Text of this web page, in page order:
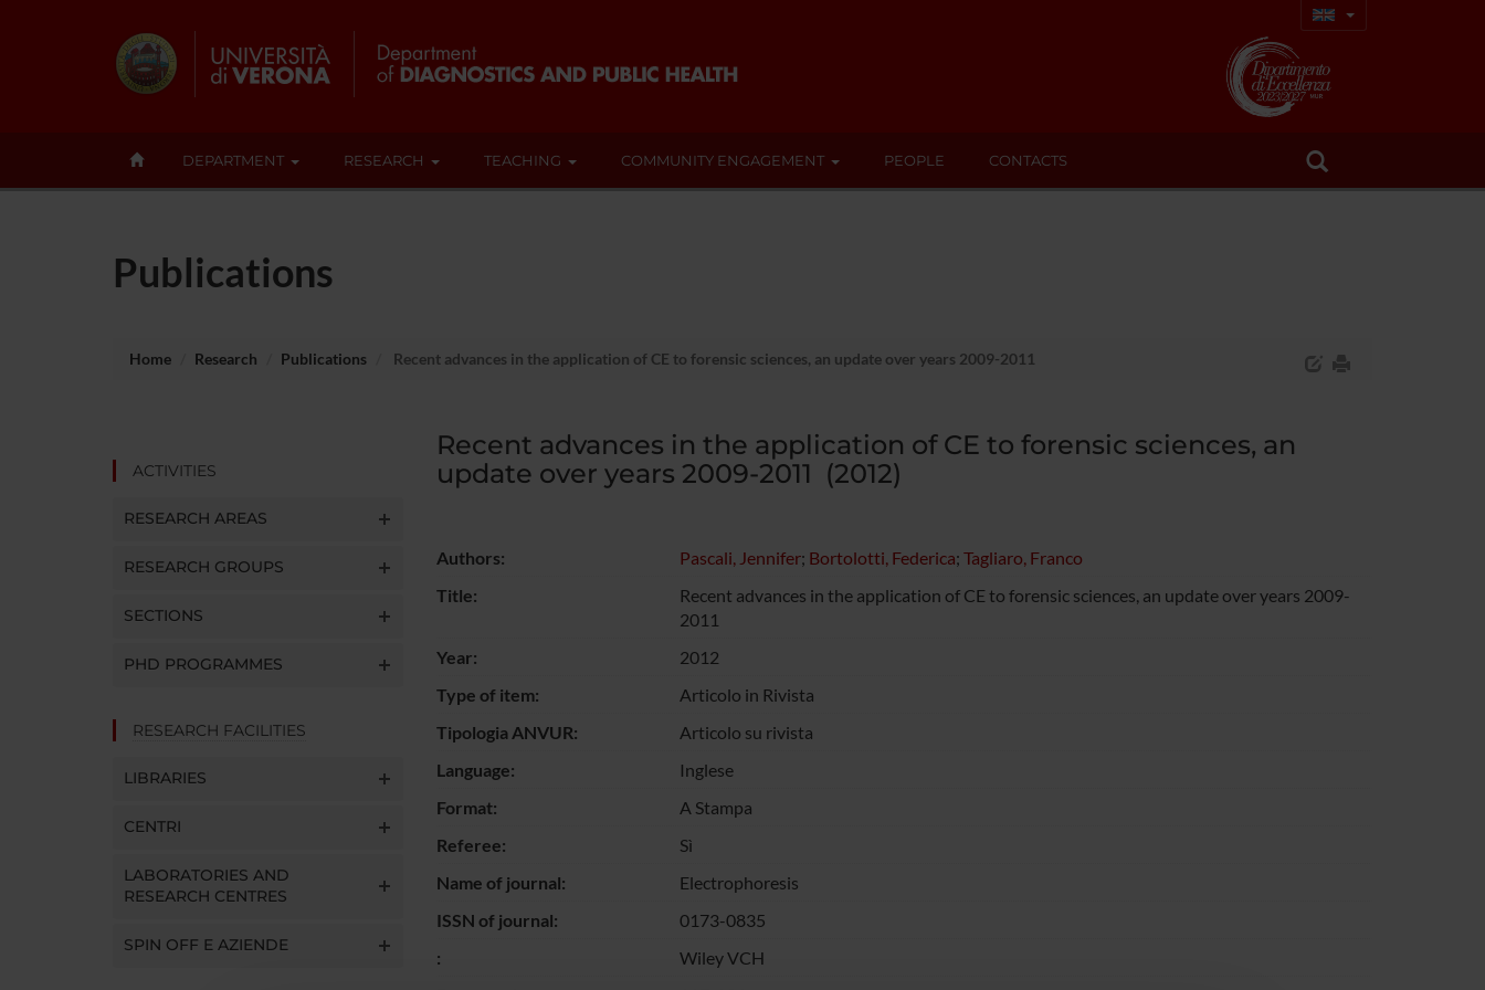
DEPARTMENT RESEARCH TEACHING COMMUNITY ENGAGEMENT PEOPLE CONTACTS
Publications
Home Research Publications Recent advances in the application of CE to forensic sciences, an update over years 2009-2011
ACTIVITIES
RESEARCH AREAS
RESEARCH GROUPS
SECTIONS
PHD PROGRAMMES
RESEARCH FACILITIES
LIBRARIES
CENTRI
LABORATORIES AND
RESEARCH CENTRES
SPIN OFF E AZIENDE
Recent advances in the application of CE to forensic sciences, an
update over years 2009-2011 (2012)
Authors: Pascali, Jennifer; Bortolotti, Federica; Tagliaro, Franco
Title:
Recent advances in the application of CE to forensic sciences, an update over years 2009-
2011
Year:
2012
Type of item:
Articolo in Rivista
Tipologia ANVUR:
Articolo su rivista
Language:
Inglese
Format:
A Stampa
Referee:
Sì
Name of journal:
Electrophoresis
ISSN of journal:
0173-0835
:
Wiley VCH